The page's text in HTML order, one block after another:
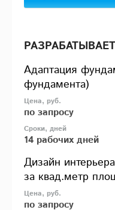
Адаптация
фундамента)
по запросу
14 рабочих дней
Дизайн
за квад.метр
по запросу